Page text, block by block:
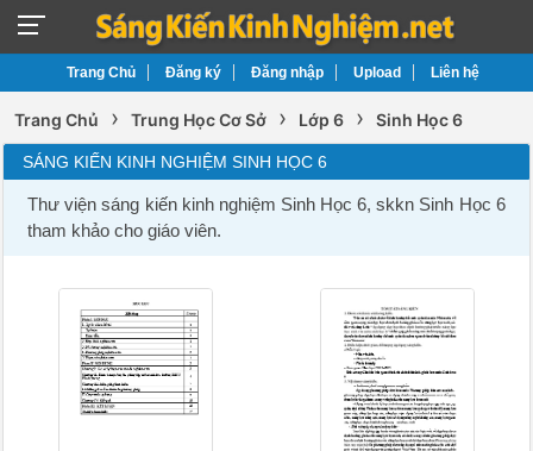
Trang Chủ Đăng ký Đăng nhập Upload Liên hệ
Trang Chủ › Trung Học Cơ Sở › Lớp 6 › Sinh Học 6
SÁNG KIẾN KINH NGHIỆM SINH HỌC 6
Thư viện sáng kiến kinh nghiệm Sinh Học 6, skkn Sinh Học 6
tham khảo cho giáo viên.